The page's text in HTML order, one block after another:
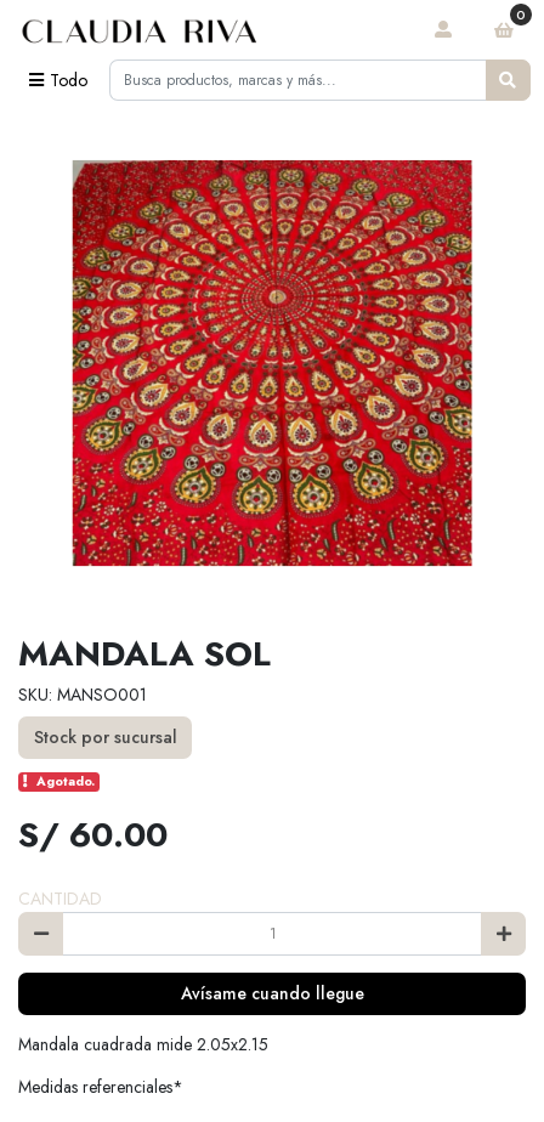
Todo
0
MANDALA SOL
SKU: MANSO001
Stock por sucursal
Agotado.
S/ 60.00
CANTIDAD
Avísame cuando llegue
Mandala cuadrada mide 2.05x2.15
Medidas referenciales*